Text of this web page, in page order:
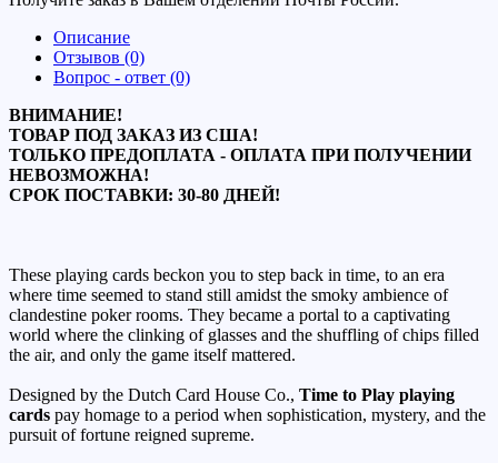
Описание
Отзывов (0)
Вопрос - ответ (0)
ВНИМАНИЕ!
ТОВАР ПОД ЗАКАЗ ИЗ США!
ТОЛЬКО ПРЕДОПЛАТА - ОПЛАТА ПРИ ПОЛУЧЕНИИ
НЕВОЗМОЖНА!
СРОК ПОСТАВКИ: 30-80 ДНЕЙ!
These playing cards beckon you to step back in time, to an era
where time seemed to stand still amidst the smoky ambience of
clandestine poker rooms. They became a portal to a captivating
world where the clinking of glasses and the shuffling of chips filled
the air, and only the game itself mattered.
Designed by the Dutch Card House Co., Time to Play playing
cards pay homage to a period when sophistication, mystery, and the
pursuit of fortune reigned supreme.